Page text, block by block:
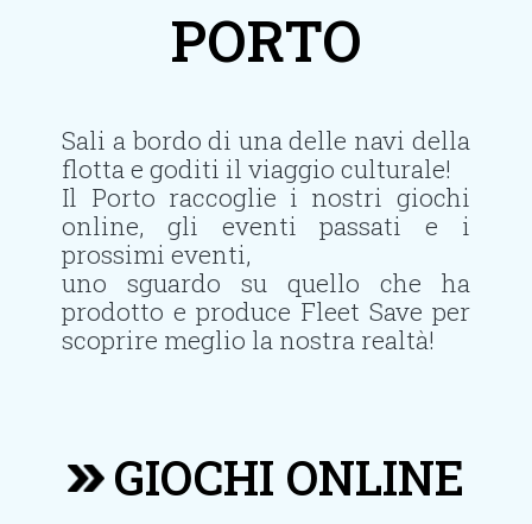
PORTO
Sali a bordo di una delle navi della
flotta e goditi il viaggio culturale!
Il Porto raccoglie i nostri giochi
online, gli eventi passati e i
prossimi eventi,
uno sguardo su quello che ha
prodotto e produce Fleet Save per
scoprire meglio la nostra realtà!
GIOCHI ONLINE